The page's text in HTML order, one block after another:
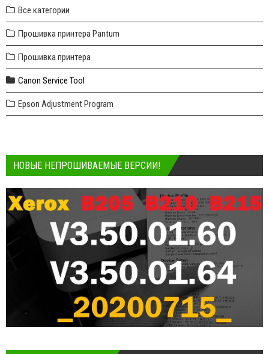
Все категории
Прошивка принтера Pantum
Прошивка принтера
Canon Service Tool
Epson Adjustment Program
НОВЫЕ НЕПРОШИВАЕМЫЕ ВЕРСИИ!